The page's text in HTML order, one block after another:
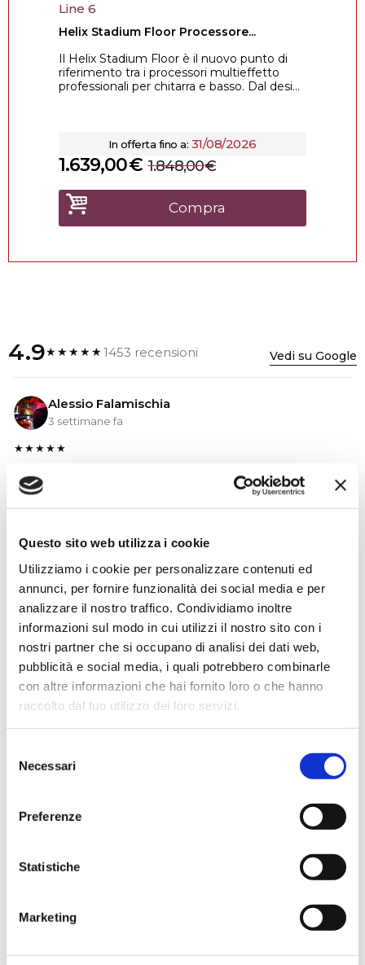
Questo sito web utilizza i cookie
Utilizziamo i cookie per personalizzare contenuti ed
annunci, per fornire funzionalità dei social media e per
analizzare il nostro traffico. Condividiamo inoltre
informazioni sul modo in cui utilizzi il nostro sito con i
nostri partner che si occupano di analisi dei dati web,
pubblicità e social media, i quali potrebbero combinarle
con altre informazioni che hai fornito loro o che hanno
raccolto dal tuo utilizzo dei loro servizi.
delNecessari
Preferenze
Statistiche
Marketing
Line 6
Helix Stadium Floor Processore...
Il Helix Stadium Floor è il nuovo punto di
riferimento tra i processori multieffetto
professionali per chitarra e basso. Dal desi...
In offerta fino a: 31/08/2026
€
1.639,00 €
1.848,00
Compra
4.9★★★★★1453 recensioni Vedi su Google
Alessio Falamischia
3 settimane fa
★★★★★
Ho acquistato un impianto Bose usato e ne sono
super soddisfatto. Professionalità e gentilezza da parte
dello staff. Attrezzatura di qualità e buoni prezzi.
Hope Efrida
2 mesi fa
Ho acquistato un contrabbasso elettrico Stanzani, un
microfono professionale, amplificatore, cuffie, aste e
cavi vari come regali per il mio compagno. Lo
Simone Gasparoni
★★★★★
puntuale e cordiale, spedizione rapida e prodotti
effettivamente disponibili come indicato sul sito, senza